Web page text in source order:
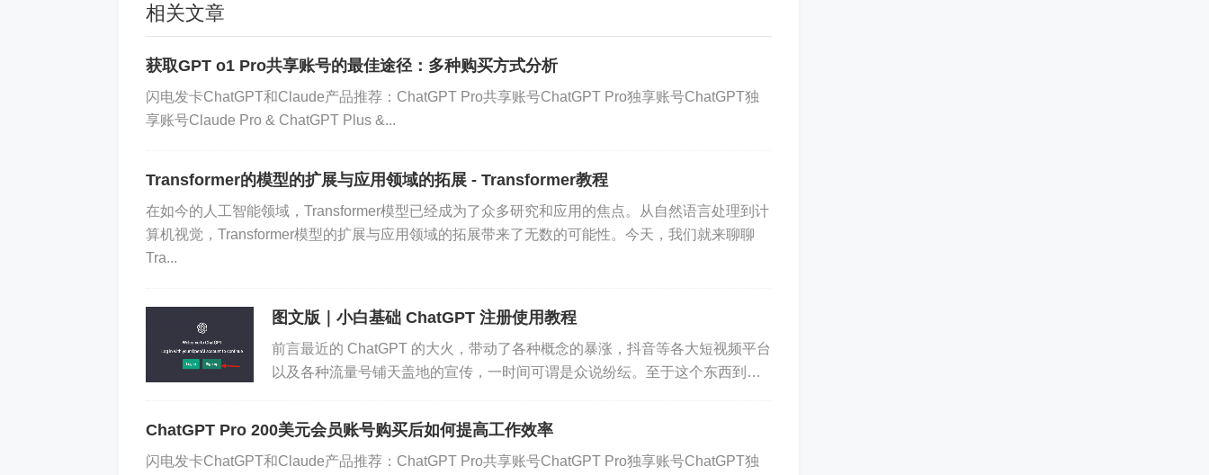
机器学习与生成式人工智能有什么关系？
机器学习 是指人工智能的一个分支，它教导系统根据其训练的数据进行预测。
的一个例子是 DALL-E 能够根据您输入的提示通过辨别提示的实际含义来创建图像。
工智能。
哪些系统使用生成式人工智能？
生成式人工智能用于任何利用人工智能输出全新属性的人工智能算法或模型。
人们对生成式人工智能的广泛兴趣的最突出的例子是 ChatGPT 和 DALL-E。
然而，在看到生成式人工智能的热潮后，许多公司开发了自己的生成式人工智能模型。
2、LLaMA等。
相关文章
获取GPT o1 Pro共享账号的最佳途径：多种购买方式分析
闪电发卡ChatGPT和Claude产品推荐：ChatGPT Pro共享账号ChatGPT Pro独享账号ChatGPT独
享账号Claude Pro & ChatGPT Plus &...
Transformer的模型的扩展与应用领域的拓展 - Transformer教程
在如今的人工智能领域，Transformer模型已经成为了众多研究和应用的焦点。从自然语言处理到计
算机视觉，Transformer模型的扩展与应用领域的拓展带来了无数的可能性。今天，我们就来聊聊
Tra...
图文版｜小白基础 ChatGPT 注册使用教程
前言最近的 ChatGPT 的大火，带动了各种概念的暴涨，抖音等各大短视频平台
以及各种流量号铺天盖地的宣传，一时间可谓是众说纷纭。至于这个东西到底
ChatGPT Pro 200美元会员账号购买后如何提高工作效率
闪电发卡ChatGPT和Claude产品推荐：ChatGPT Pro共享账号ChatGPT Pro独享账号ChatGPT独